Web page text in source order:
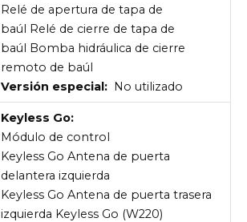
Relé de apertura de tapa de
baúl Relé de cierre de tapa de
baúl Bomba hidráulica de cierre
remoto de baúl
Versión especial: No utilizado
Keyless Go:
Módulo de control
Keyless Go Antena de puerta
delantera izquierda
Keyless Go Antena de puerta trasera
izquierda Keyless Go (W220)